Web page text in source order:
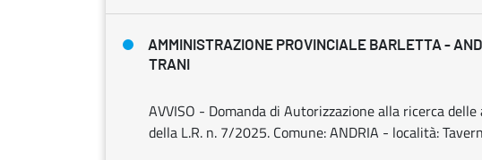
AMMINISTRAZIONE PROVINCIALE BARLETTA -
TRANI
AVVISO - Domanda di Autorizzazione alla ricerca
della L.R. n. 7/2025. Comune: ANDRIA - località: